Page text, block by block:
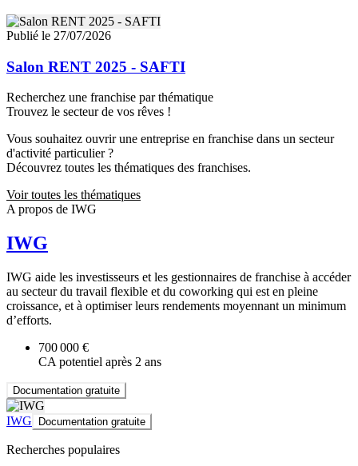
Publié le 27/07/2026
Salon RENT 2025 - SAFTI
Recherchez une franchise par thématique
Trouvez le secteur de vos rêves !
Vous souhaitez ouvrir une entreprise en franchise dans un secteur
d'activité particulier ?
Découvrez toutes les thématiques des franchises.
Voir toutes les thématiques
A propos de IWG
IWG
IWG aide les investisseurs et les gestionnaires de franchise à accéder
au secteur du travail flexible et du coworking qui est en pleine
croissance, et à optimiser leurs rendements moyennant un minimum
d’efforts.
700 000 €
CA potentiel après 2 ans
Documentation gratuite
IWG Documentation gratuite
Recherches populaires